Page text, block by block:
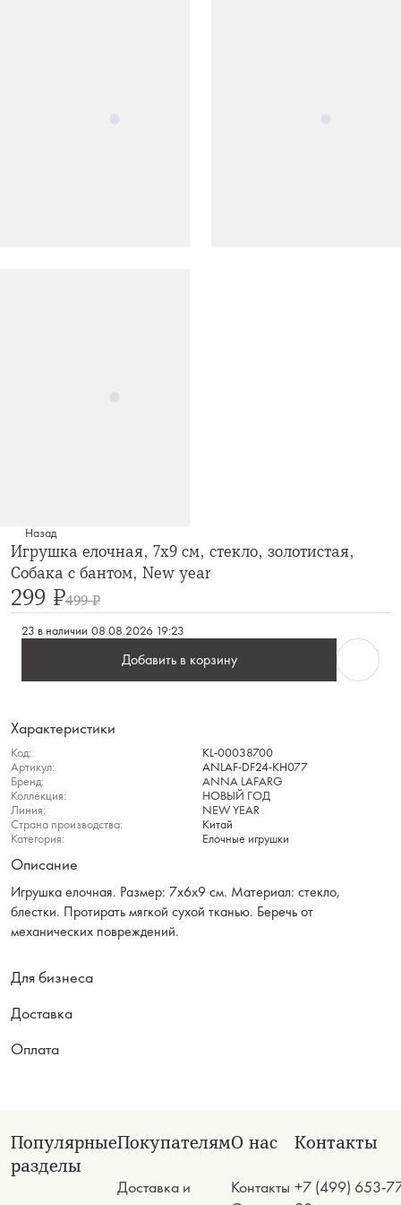
Назад
Игрушка елочная, 7х9 см, стекло, золотистая,
Собака с бантом, New year
299 ₽499 ₽
23 в наличии 08.08.2026 19:23
Добавить в корзину
Характеристики
Код:
KL-00038700
Артикул:
ANLAF-DF24-KH077
Бренд:
ANNA LAFARG
Коллекция:
НОВЫЙ ГОД
Линия:
NEW YEAR
Страна производства:
Китай
Категория:
Елочные игрушки
Описание
Игрушка елочная. Размер: 7х6х9 см. Материал: стекло,
блестки. Протирать мягкой сухой тканью. Беречь от
механических повреждений.
Для бизнеса
Доставка
Оплата
Популярные
разделы
Покупателям
Доставка и
О нас
Контакты
Контакты
+7 (499) 653-